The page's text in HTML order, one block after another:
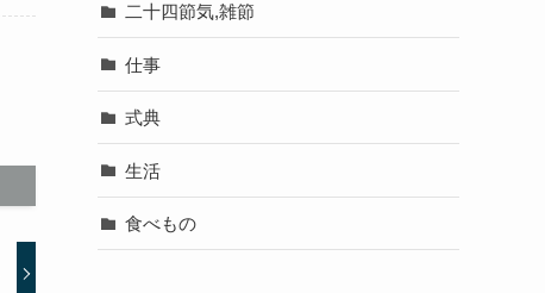
二十四節気,雑節
仕事
式典
生活
食べもの